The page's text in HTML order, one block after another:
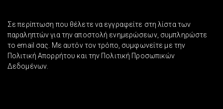
Σε περίπτωση που θέλετε να εγγραφείτε στη λίστα των
παραληπτών για την αποστολή ενημερώσεων, συμπληρώστε
το email σας. Με αυτόν τον τρόπο, συμφωνείτε με την
Πολιτική Απορρήτου και την Πολιτική Προσωπικών
Δεδομένων.